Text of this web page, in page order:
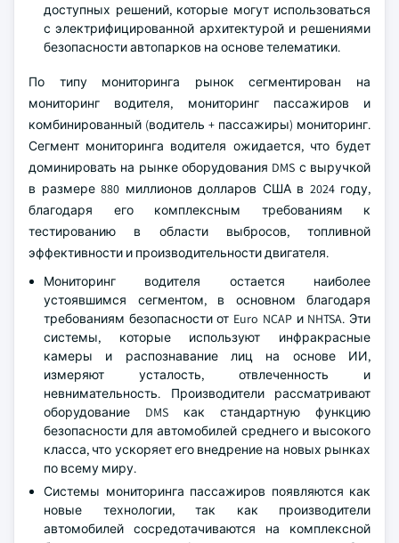
доступных решений, которые могут использоваться
с электрифицированной архитектурой и решениями
безопасности автопарков на основе телематики.
По типу мониторинга рынок сегментирован на
мониторинг водителя, мониторинг пассажиров и
комбинированный (водитель + пассажиры) мониторинг.
Сегмент мониторинга водителя ожидается, что будет
доминировать на рынке оборудования DMS с выручкой
в размере 880 миллионов долларов США в 2024 году,
благодаря его комплексным требованиям к
тестированию в области выбросов, топливной
эффективности и производительности двигателя.
Мониторинг водителя остается наиболее
устоявшимся сегментом, в основном благодаря
требованиям безопасности от Euro NCAP и NHTSA. Эти
системы, которые используют инфракрасные
камеры и распознавание лиц на основе ИИ,
измеряют усталость, отвлеченность и
невнимательность. Производители рассматривают
оборудование DMS как стандартную функцию
безопасности для автомобилей среднего и высокого
класса, что ускоряет его внедрение на новых рынках
по всему миру.
Системы мониторинга пассажиров появляются как
новые технологии, так как производители
автомобилей сосредотачиваются на комплексной